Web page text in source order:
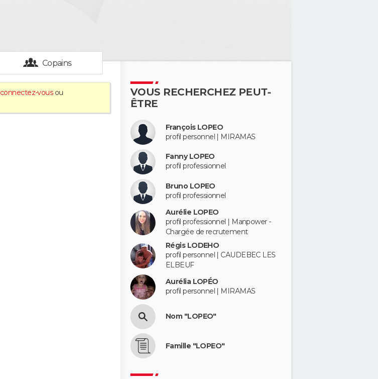
Copains
connectez-vousou
VOUS RECHERCHEZ PEUT-
ÊTRE
François LOPEO
profil personnel | MIRAMAS
Fanny LOPEO
profil professionnel
Bruno LOPEO
profil professionnel
Aurélie LOPEO
profil professionnel | Manpower -
Chargée de recrutement
Régis LODEHO
profil personnel | CAUDEBEC LES
ELBEUF
Aurélia LOPÉO
profil personnel | MIRAMAS
Nom "LOPEO"
Famille "LOPEO"